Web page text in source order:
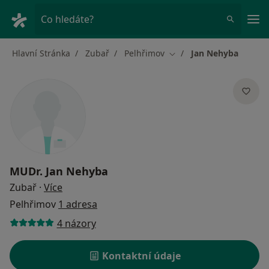
Co hledáte?
Hlavní Stránka Zubař Pelhřimov Změna města
Jan Nehyba
MUDr. Jan Nehyba
Zubař · Více
Pelhřimov 1 adresa
4 názory
Kontaktní údaje